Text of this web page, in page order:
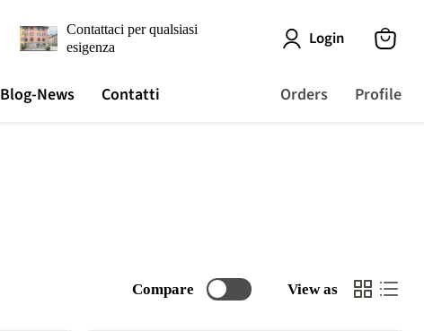
Contattaci per qualsiasi
esigenza
Login
Blog-News Contatti Orders Profile
Compare View as